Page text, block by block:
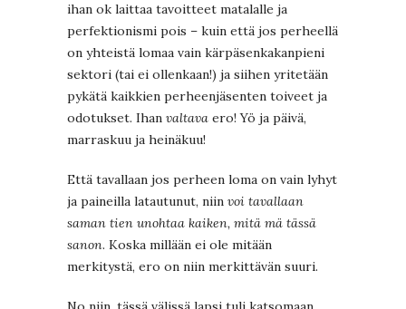
ihan ok laittaa tavoitteet matalalle ja
perfektionismi pois – kuin että jos perheellä
on yhteistä lomaa vain kärpäsenkakanpieni
sektori (tai ei ollenkaan!) ja siihen yritetään
pykätä kaikkien perheenjäsenten toiveet ja
odotukset. Ihan valtava ero! Yö ja päivä,
marraskuu ja heinäkuu!
Että tavallaan jos perheen loma on vain lyhyt
ja paineilla latautunut, niin voi tavallaan
saman tien unohtaa kaiken, mitä mä tässä
sanon. Koska millään ei ole mitään
merkitystä, ero on niin merkittävän suuri.